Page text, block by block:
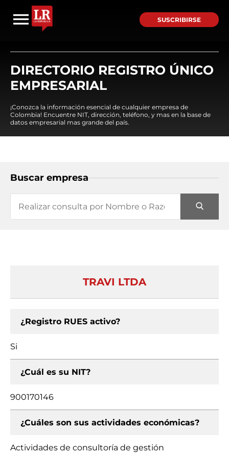
SUSCRIBIRSE
DIRECTORIO REGISTRO ÚNICO
EMPRESARIAL
¡Conozca la información esencial de cualquier empresa de
Colombia! Encuentre NIT, dirección, teléfono, y mas en la base de
datos empresarial mas grande del país.
Buscar empresa
TRAVI LTDA
¿Registro RUES activo?
Si
¿Cuál es su NIT?
900170146
¿Cuáles son sus actividades económicas?
Actividades de consultoría de gestión